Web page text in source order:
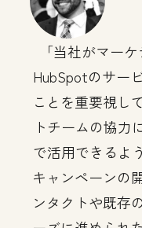
当社がマーケ
HubSpotのサー
ことを重要視し
トチームの協力
で活用できるよ
キャンペーンの
ンタクトや既存